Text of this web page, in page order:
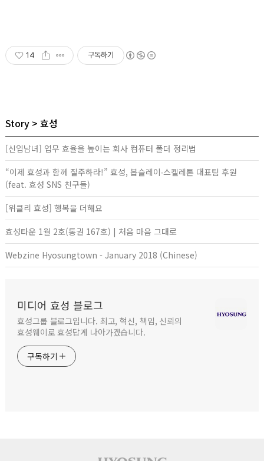
14 구독하기
Story 효성
[신입남녀] 업무 효율을 높이는 회사 컴퓨터 폴더 정리법
“이제 효성과 함께 질주하라!” 효성, 봅슬레이∙스켈레톤 대표팀 후원
(feat. 효성 SNS 친구들)
[위클리 효성] 행복을 더해요
효성타운 1월 2호(통권 167호) | 처음 마음 그대로
Webzine Hyosungtown - January 2018 (Chinese)
미디어 효성 블로그
효성그룹 블로그입니다. 최고, 혁신, 책임, 신뢰의
효성웨이로 효성답게 나아가겠습니다.
구독하기
사이트 푸터